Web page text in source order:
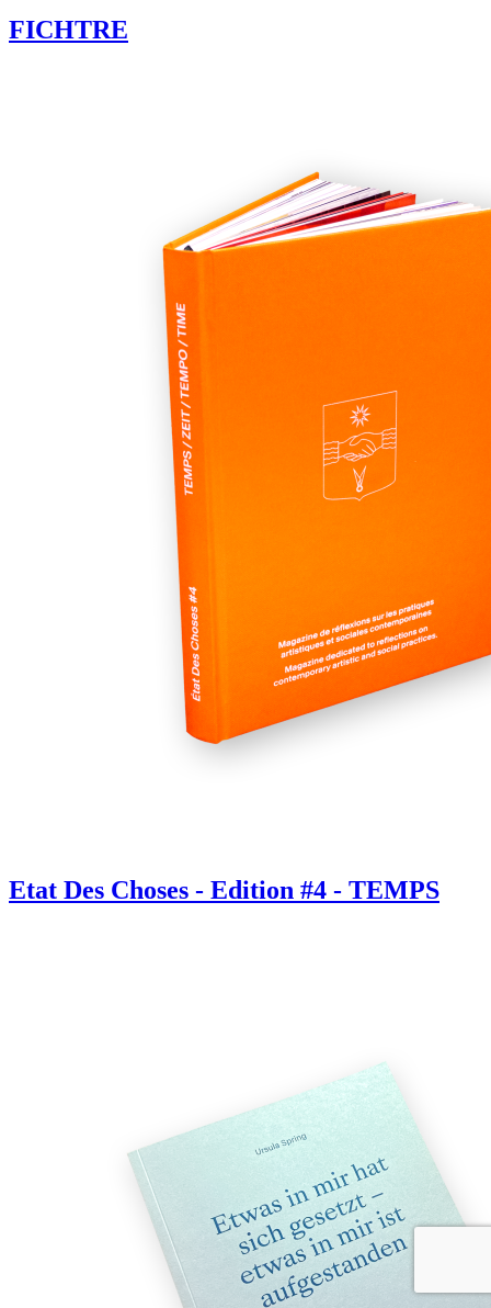
FICHTRE
Etat Des Choses - Edition #4 - TEMPS